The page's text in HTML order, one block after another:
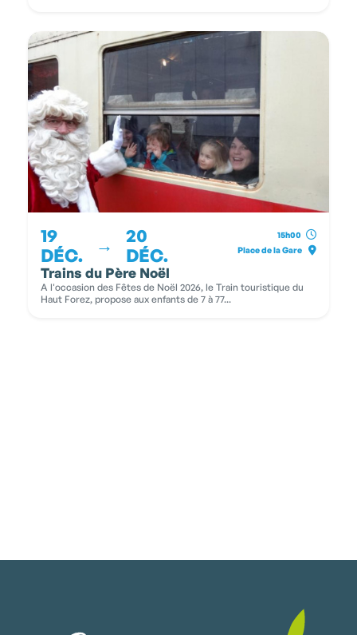
19
DÉC.
→
20
DÉC.
15h00
Place de la Gare
Trains du Père Noël
A l'occasion des Fêtes de Noël 2026, le Train touristique du
Haut Forez, propose aux enfants de 7 à 77...